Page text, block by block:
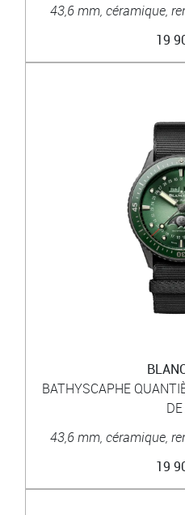
43,6 mm, céramique,
19
BATHYSCAPHE
43,6 mm, céramique,
19